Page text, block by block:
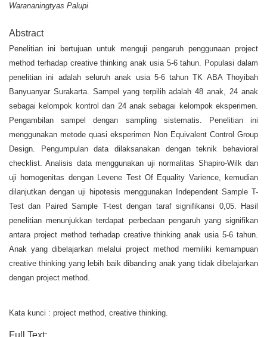
Warananingtyas Palupi
Abstract
Penelitian ini bertujuan untuk menguji pengaruh penggunaan project
method terhadap creative thinking anak usia 5-6 tahun. Populasi dalam
penelitian ini adalah seluruh anak usia 5-6 tahun TK ABA Thoyibah
Banyuanyar Surakarta. Sampel yang terpilih adalah 48 anak, 24 anak
sebagai kelompok kontrol dan 24 anak sebagai kelompok eksperimen.
Pengambilan sampel dengan sampling sistematis. Penelitian ini
menggunakan metode quasi eksperimen Non Equivalent Control Group
Design. Pengumpulan data dilaksanakan dengan teknik behavioral
checklist. Analisis data menggunakan uji normalitas Shapiro-Wilk dan
uji homogenitas dengan Levene Test Of Equality Varience, kemudian
dilanjutkan dengan uji hipotesis menggunakan Independent Sample T-
Test dan Paired Sample T-test dengan taraf signifikansi 0,05. Hasil
penelitian menunjukkan terdapat perbedaan pengaruh yang signifikan
antara project method terhadap creative thinking anak usia 5-6 tahun.
Anak yang dibelajarkan melalui project method memiliki kemampuan
creative thinking yang lebih baik dibanding anak yang tidak dibelajarkan
dengan project method.
Kata kunci : project method, creative thinking.
Full Text: